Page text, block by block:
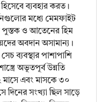
ব্যবহার করত।
মধ্যে মেমফাইট
পুস্তক ও আতেনের হিম
অবদান অসামান্য।
ব্যবস্থার পাশাপাশি
অভূতপূর্ব উন্নতি
মাসে এবং মাসকে ৩০
দিনের সংখ্যা ছিল সাড়ে